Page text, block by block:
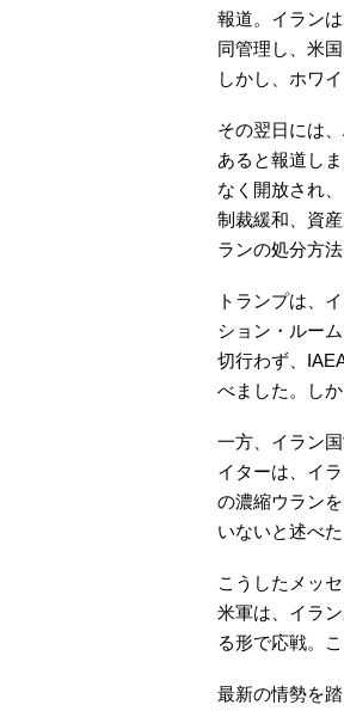
報道。イラン
同管理し、米
しかし、ホワ
その翌日には
あると報道し
なく開放され
制裁緩和、資
ランの処分方
トランプは、
ション・ルー
切行わず、
べました。し
一方、イラン
イターは、イ
の濃縮ウラン
いないと述べ
こうしたメッ
米軍は、イラ
る形で応戦。
最新の情勢を